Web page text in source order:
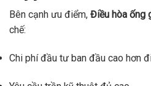
Bên cạnh ưu điểm, Điều hòa ống
chế:
Chi phí đầu tư ban đầu cao hơn